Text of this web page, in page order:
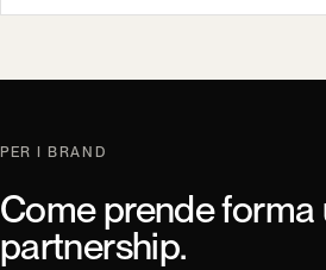
PER I BRAND
Come prende forma
partnership.